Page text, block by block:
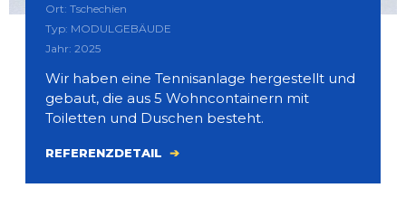
Ort: Tschechien
Typ: MODULGEBÄUDE
Jahr: 2025
Wir haben eine Tennisanlage hergestellt und
gebaut, die aus 5 Wohncontainern mit
Toiletten und Duschen besteht.
REFERENZDETAIL